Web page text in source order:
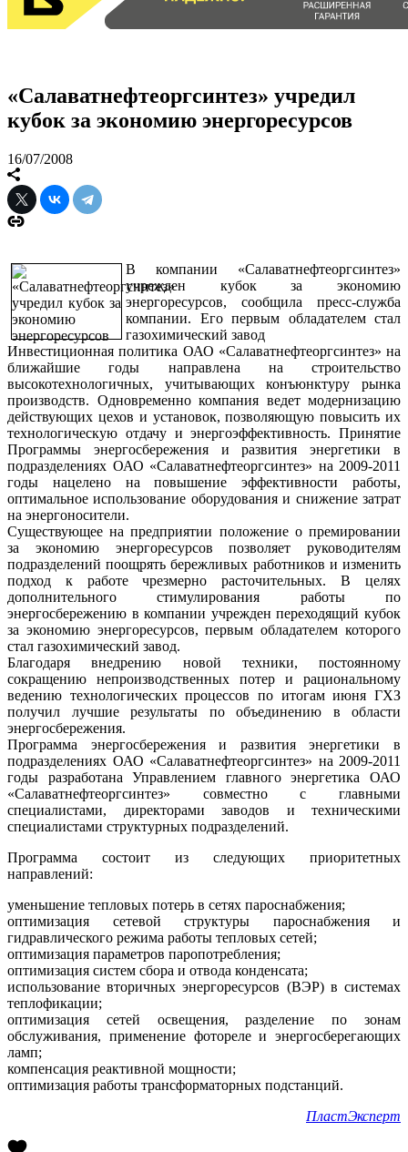
«Салаватнефтеоргсинтез» учредил
кубок за экономию энергоресурсов
16/07/2008
В компании «Салаватнефтеоргсинтез»
учрежден кубок за экономию
энергоресурсов, сообщила пресс-служба
компании. Его первым обладателем стал
газохимический завод
Инвестиционная политика ОАО «Салаватнефтеоргсинтез» на
ближайшие годы направлена на строительство
высокотехнологичных, учитывающих конъюнктуру рынка
производств. Одновременно компания ведет модернизацию
действующих цехов и установок, позволяющую повысить их
технологическую отдачу и энергоэффективность. Принятие
Программы энергосбережения и развития энергетики в
подразделениях ОАО «Салаватнефтеоргсинтез» на 2009-2011
годы нацелено на повышение эффективности работы,
оптимальное использование оборудования и снижение затрат
на энергоносители.
Существующее на предприятии положение о премировании
за экономию энергоресурсов позволяет руководителям
подразделений поощрять бережливых работников и изменить
подход к работе чрезмерно расточительных. В целях
дополнительного стимулирования работы по
энергосбережению в компании учрежден переходящий кубок
за экономию энергоресурсов, первым обладателем которого
стал газохимический завод.
Благодаря внедрению новой техники, постоянному
сокращению непроизводственных потер и рациональному
ведению технологических процессов по итогам июня ГХЗ
получил лучшие результаты по объединению в области
энергосбережения.
Программа энергосбережения и развития энергетики в
подразделениях ОАО «Салаватнефтеоргсинтез» на 2009-2011
годы разработана Управлением главного энергетика ОАО
«Салаватнефтеоргсинтез» совместно с главными
специалистами, директорами заводов и техническими
специалистами структурных подразделений.
Программа состоит из следующих приоритетных
направлений:
уменьшение тепловых потерь в сетях пароснабжения;
оптимизация сетевой структуры пароснабжения и
гидравлического режима работы тепловых сетей;
оптимизация параметров паропотребления;
оптимизация систем сбора и отвода конденсата;
использование вторичных энергоресурсов (ВЭР) в системах
теплофикации;
оптимизация сетей освещения, разделение по зонам
обслуживания, применение фотореле и энергосберегающих
ламп;
компенсация реактивной мощности;
оптимизация работы трансформаторных подстанций.
ПластЭксперт